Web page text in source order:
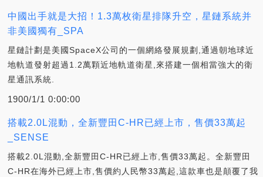
中國出手就是大招！1.3萬枚衛星排隊升空，星鏈系統并
非美國獨有_SPA
星鏈計劃是美國SpaceX公司的一個網絡發展規劃,通過朝地球近
地軌道發射超過1.2萬顆近地軌道衛星,來搭建一個相當強大的衛
星通訊系統.
1900/1/1 0:00:00
搭載2.0L混動，全新豐田C-HR已經上市，售價33萬起
_SENSE
搭載2.0L混動,全新豐田C-HR已經上市,售價33萬起。全新豐田
C-HR在海外已經上市,售價約人民幣33萬起,這款車也是顛覆了我